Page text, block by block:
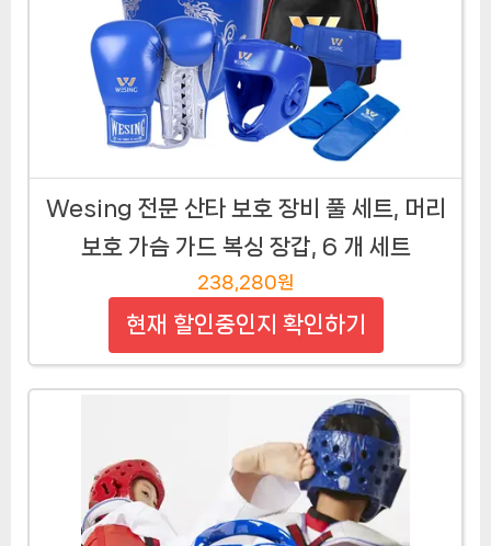
Wesing 전문 산타 보호 장비 풀 세트, 머리
보호 가슴 가드 복싱 장갑, 6 개 세트
238,280원
현재 할인중인지 확인하기